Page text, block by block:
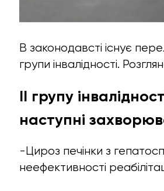
В законодавсті існує
групи інвалідності.
ІІ групу
наступні
-Цироз печінки з
неефективності